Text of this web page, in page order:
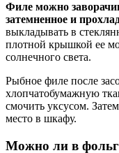
Филе можно
затемненное и
выкладывать в
плотной крышкой ее
солнечного света.
Рыбное филе после
хлопчатобумажную
смочить уксусом.
место в шкафу.
Можно ли в